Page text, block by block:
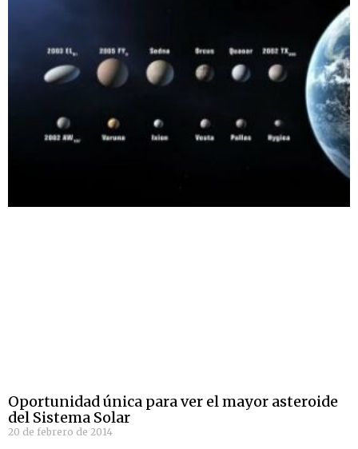
Oportunidad única para ver el mayor asteroide
del Sistema Solar
20 de febrero de 2014